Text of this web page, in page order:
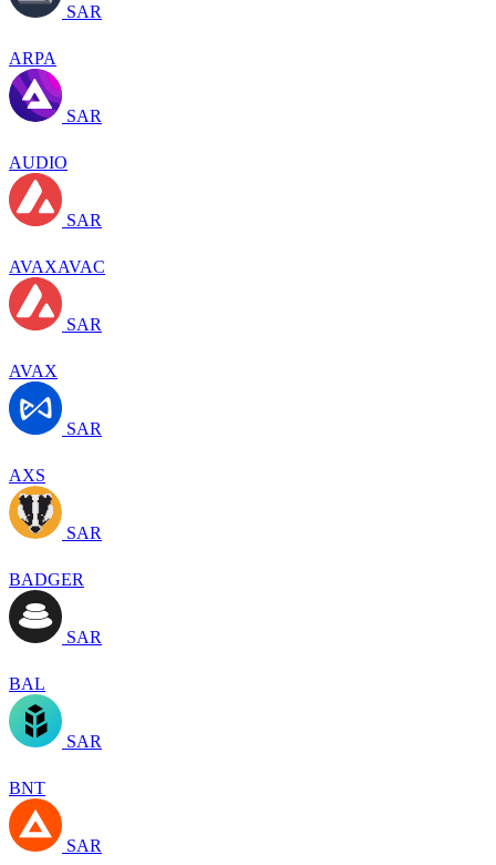
SAR
ARPA
SAR
AUDIO
SAR
AVAXAVAC
SAR
AVAX
SAR
AXS
SAR
BADGER
SAR
BAL
SAR
BNT
SAR